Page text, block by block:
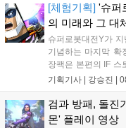
을 빼냈다....
[체험기획] '슈퍼
의 미래와 그 대
슈퍼로봇대전Y가
기념하는 마지막 확
장팩은 본편의 IF 스
규 참전작과 크로스
하는 몰입감 있는 서
새로운 가능성을 제
기획기사 | 강승진
검과 방패, 돌진
몬' 플레이 영상